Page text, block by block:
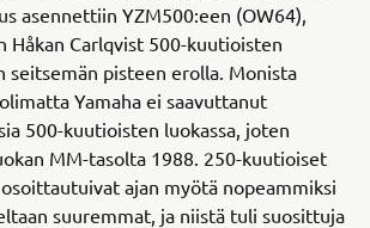
asennettiin YZM500:een (OW64),
Håkan Carlqvist 500-kuutioisten
seitsemän pisteen erolla. Monista
Yamaha ei saavuttanut
500-kuutioisten luokassa, joten
MM-tasolta 1988. 250-kuutioiset
ajan myötä nopeammiksi
suuremmat, ja niistä tuli suosittuja